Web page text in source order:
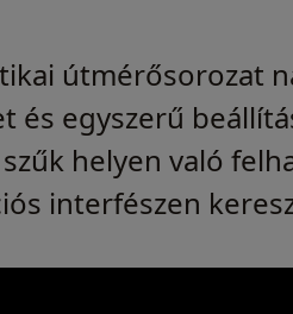
útmérősorozat
és egyszerű
helyen való
interfészen